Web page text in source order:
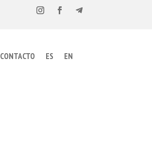
CONTACTO ES EN